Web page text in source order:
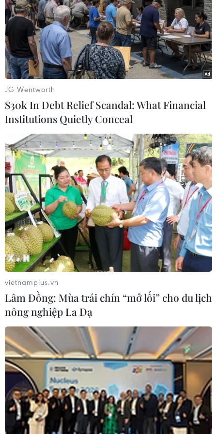
TP.HCM: Xét xử vụ cháy chung cư Carina
Plaza làm 13 người chết
05/04/2023 03:25
Bị cáo Nguyễn Văn Tùng, Giám đốc Công ty Hùng
Thanh biết rõ về tình trạng không hoạt động của các hệ
thống phòng cháy, chữa cháy tại Carina nhưng không
triển khai sửa chữa.
Thanh Hóa: Cháy nhà lúc rạng sáng, 2 trẻ
JG Wentworth
$30k In Debt Relief Scandal: What Financial
Institutions Quietly Conceal
vietnamplus.vn
Lâm Đồng: Mùa trái chín “mở lối” cho du lịch
nông nghiệp La Dạ